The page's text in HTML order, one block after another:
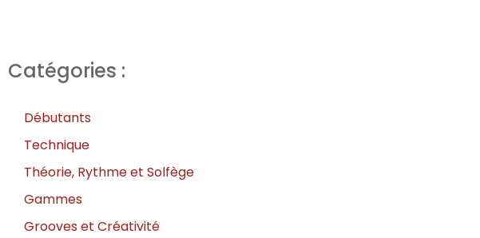
Catégories :
Débutants
Technique
Théorie, Rythme et Solfège
Gammes
Grooves et Créativité